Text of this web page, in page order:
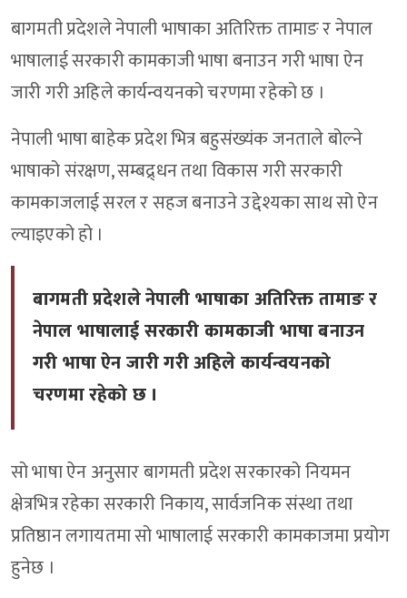
बागमती प्रदेशले नेपाली भाषाका अतिरिक्त तामाङ र नेपाल
भाषालाई सरकारी कामकाजी भाषा बनाउन गरी भाषा ऐन
जारी गरी अहिले कार्यन्वयनको चरणमा रहेको छ ।
नेपाली भाषा बाहेक प्रदेश भित्र बहुसंख्यंक जनताले बोल्ने
भाषाको संरक्षण, सम्बद्र्धन तथा विकास गरी सरकारी
कामकाजलाई सरल र सहज बनाउने उद्देश्यका साथ सो ऐन
ल्याइएको हो ।
बागमती प्रदेशले नेपाली भाषाका अतिरिक्त तामाङ र
नेपाल भाषालाई सरकारी कामकाजी भाषा बनाउन
गरी भाषा ऐन जारी गरी अहिले कार्यन्वयनको
चरणमा रहेको छ ।
सो भाषा ऐन अनुसार बागमती प्रदेश सरकारको नियमन
क्षेत्रभित्र रहेका सरकारी निकाय, सार्वजनिक संस्था तथा
प्रतिष्ठान लगायतमा सो भाषालाई सरकारी कामकाजमा प्रयोग
हुनेछ ।